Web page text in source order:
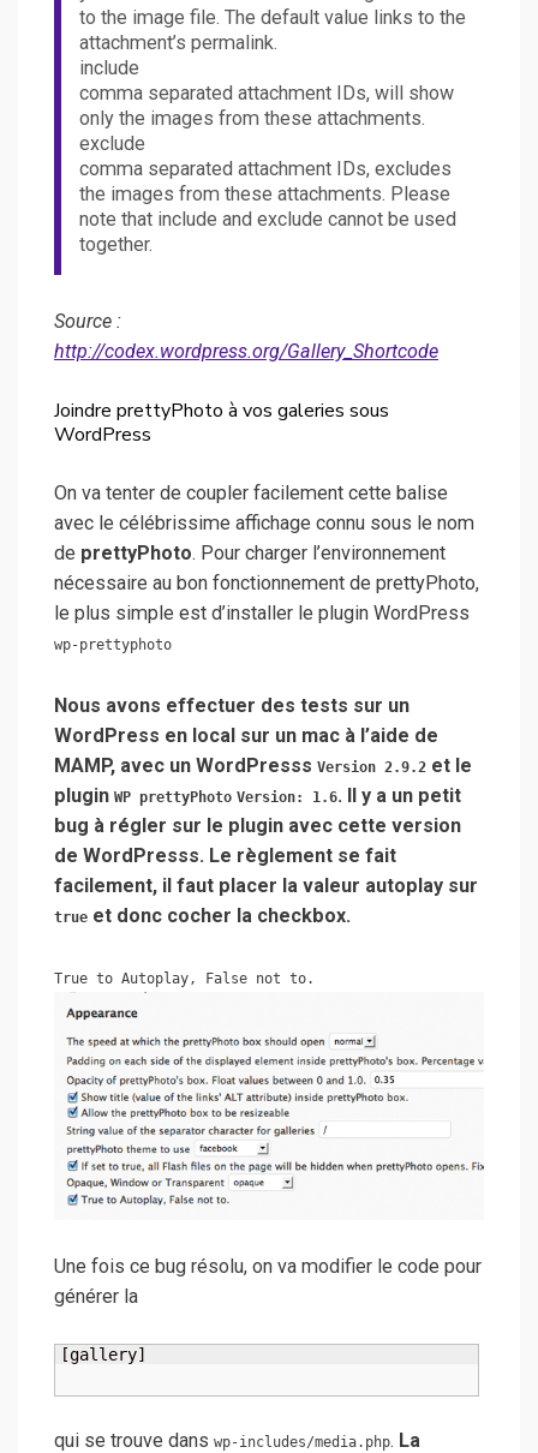
to the image file. The default value links to the
attachment’s permalink.
include
comma separated attachment IDs, will show
only the images from these attachments.
exclude
comma separated attachment IDs, excludes
the images from these attachments. Please
note that include and exclude cannot be used
together.
Source :
http://codex.wordpress.org/Gallery_Shortcode
Joindre prettyPhoto à vos galeries sous
WordPress
On va tenter de coupler facilement cette balise
avec le célébrissime affichage connu sous le nom
de prettyPhoto. Pour charger l’environnement
nécessaire au bon fonctionnement de prettyPhoto,
le plus simple est d’installer le plugin WordPress
wp-prettyphoto
Nous avons effectuer des tests sur un
WordPress en local sur un mac à l’aide de
MAMP, avec un WordPresss Version 2.9.2 et le
plugin WP prettyPhoto Version: 1.6. Il y a un petit
bug à régler sur le plugin avec cette version
de WordPresss. Le règlement se fait
facilement, il faut placer la valeur autoplay sur
true et donc cocher la checkbox.
True to Autoplay, False not to.
Une fois ce bug résolu, on va modifier le code pour
générer la
[gallery]
qui se trouve dans wp-includes/media.php. La